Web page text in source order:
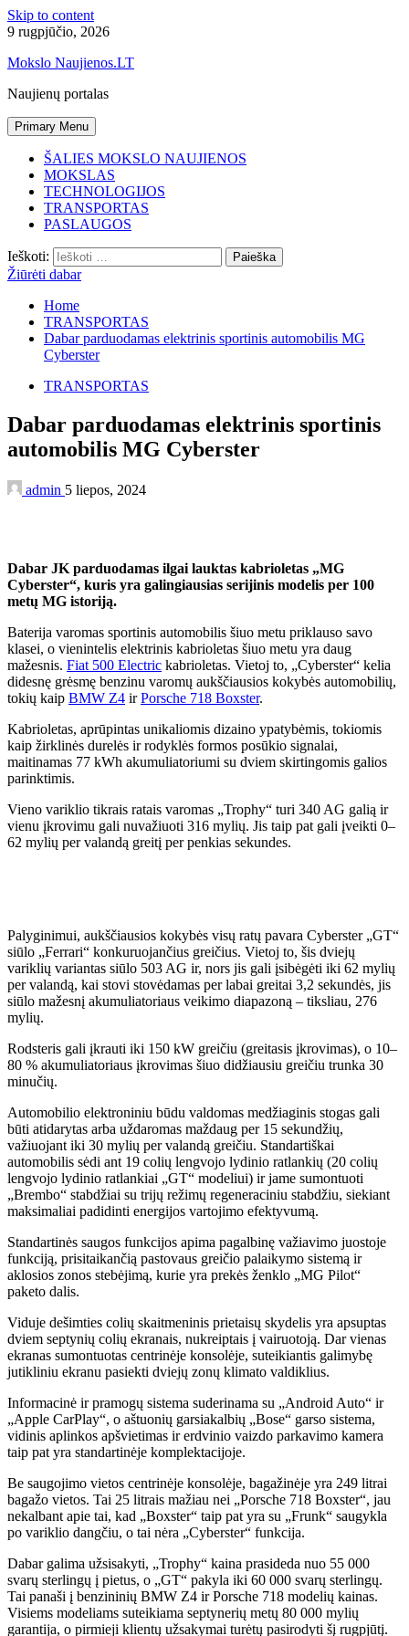
Skip to content
9 rugpjūčio, 2026
Mokslo Naujienos.LT
Naujienų portalas
Primary Menu
ŠALIES MOKSLO NAUJIENOS
MOKSLAS
TECHNOLOGIJOS
TRANSPORTAS
PASLAUGOS
Ieškoti:
Žiūrėti dabar
Home
TRANSPORTAS
Dabar parduodamas elektrinis sportinis automobilis MG
Cyberster
TRANSPORTAS
Dabar parduodamas elektrinis sportinis
automobilis MG Cyberster
admin 5 liepos, 2024
Dabar JK parduodamas ilgai lauktas kabrioletas „MG
Cyberster“, kuris yra galingiausias serijinis modelis per 100
metų MG istoriją.
Baterija varomas sportinis automobilis šiuo metu priklauso savo
klasei, o vienintelis elektrinis kabrioletas šiuo metu yra daug
mažesnis. Fiat 500 Electric kabrioletas. Vietoj to, „Cyberster“ kelia
didesnę grėsmę benzinu varomų aukščiausios kokybės automobilių,
tokių kaip BMW Z4 irPorsche 718 Boxster.
Kabrioletas, aprūpintas unikaliomis dizaino ypatybėmis, tokiomis
kaip žirklinės durelės ir rodyklės formos posūkio signalai,
maitinamas 77 kWh akumuliatoriumi su dviem skirtingomis galios
parinktimis.
Vieno variklio tikrais ratais varomas „Trophy“ turi 340 AG galią ir
vienu įkrovimu gali nuvažiuoti 316 mylių. Jis taip pat gali įveikti 0–
62 mylių per valandą greitį per penkias sekundes.
Palyginimui, aukščiausios kokybės visų ratų pavara Cyberster „GT“
siūlo „Ferrari“ konkuruojančius greičius. Vietoj to, šis dviejų
variklių variantas siūlo 503 AG ir, nors jis gali įsibėgėti iki 62 mylių
per valandą, kai stovi stovėdamas per labai greitai 3,2 sekundės, jis
siūlo mažesnį akumuliatoriaus veikimo diapazoną – tiksliau, 276
mylių.
Rodsteris gali įkrauti iki 150 kW greičiu (greitasis įkrovimas), o 10–
80 % akumuliatoriaus įkrovimas šiuo didžiausiu greičiu trunka 30
minučių.
Automobilio elektroniniu būdu valdomas medžiaginis stogas gali
būti atidarytas arba uždaromas maždaug per 15 sekundžių,
važiuojant iki 30 mylių per valandą greičiu. Standartiškai
automobilis sėdi ant 19 colių lengvojo lydinio ratlankių (20 colių
lengvojo lydinio ratlankiai „GT“ modeliui) ir jame sumontuoti
„Brembo“ stabdžiai su trijų režimų regeneraciniu stabdžiu, siekiant
maksimaliai padidinti energijos vartojimo efektyvumą.
Standartinės saugos funkcijos apima pagalbinę važiavimo juostoje
funkciją, prisitaikančią pastovaus greičio palaikymo sistemą ir
aklosios zonos stebėjimą, kurie yra prekės ženklo „MG Pilot“
paketo dalis.
Viduje dešimties colių skaitmeninis prietaisų skydelis yra apsuptas
dviem septynių colių ekranais, nukreiptais į vairuotoją. Dar vienas
ekranas sumontuotas centrinėje konsolėje, suteikiantis galimybę
jutikliniu ekranu pasiekti dviejų zonų klimato valdiklius.
Informacinė ir pramogų sistema suderinama su „Android Auto“ ir
„Apple CarPlay“, o aštuonių garsiakalbių „Bose“ garso sistema,
vidinis aplinkos apšvietimas ir erdvinio vaizdo parkavimo kamera
taip pat yra standartinėje komplektacijoje.
Be saugojimo vietos centrinėje konsolėje, bagažinėje yra 249 litrai
bagažo vietos. Tai 25 litrais mažiau nei „Porsche 718 Boxster“, jau
nekalbant apie tai, kad „Boxster“ taip pat yra su „Frunk“ saugykla
po variklio dangčiu, o tai nėra „Cyberster“ funkcija.
Dabar galima užsisakyti, „Trophy“ kaina prasideda nuo 55 000
svarų sterlingų į pietus, o „GT“ pakyla iki 60 000 svarų sterlingų.
Tai panaši į benzininių BMW Z4 ir Porsche 718 modelių kainas.
Visiems modeliams suteikiama septynerių metų 80 000 mylių
garantija, o pirmieji klientų užsakymai turėtų pasirodyti šį rugpjūtį.